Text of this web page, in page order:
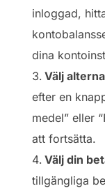
inloggad,
dina
Välj
efter en
medel” eller
att fortsätta.
Välj din
tillgängliga